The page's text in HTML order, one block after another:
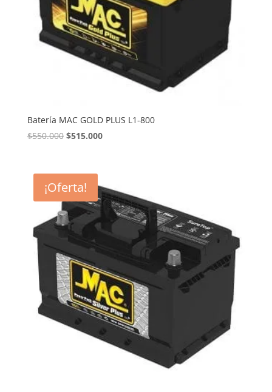
Batería MAC GOLD PLUS L1-800
$550.000 El
era:
$550.000.
$515.000El
$515.000.
¡Oferta!